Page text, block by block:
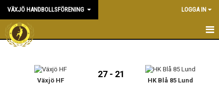
VÄXJÖ HANDBOLLSFÖRENING LOGGA IN
HEM
Växjö HF
27 - 21
HK Blå 85 Lund